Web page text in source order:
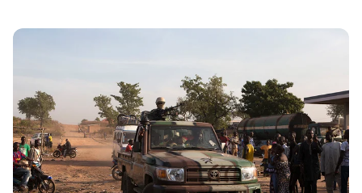
сообщении в Telegram-канале МИД.